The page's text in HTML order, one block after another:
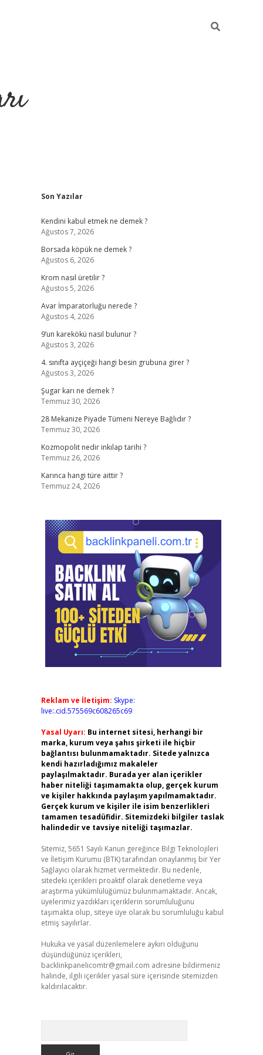
Sidebar
Son Yazılar
Kendini kabul etmek ne demek ?
Ağustos 7, 2026
Borsada köpük ne demek ?
Ağustos 6, 2026
Krom nasıl üretilir ?
Ağustos 5, 2026
Avar İmparatorluğu nerede ?
Ağustos 4, 2026
9’un karekökü nasıl bulunur ?
Ağustos 3, 2026
4. sınıfta ayçiçeği hangi besin grubuna girer ?
Ağustos 3, 2026
Şugar karı ne demek ?
Temmuz 30, 2026
28 Mekanize Piyade Tümeni Nereye Bağlıdır ?
Temmuz 30, 2026
Kozmopolit nedir inkılap tarihi ?
Temmuz 26, 2026
Karınca hangi türe aittir ?
Temmuz 24, 2026
Reklam ve İletişim: Skype:
live:.cid.575569c608265c69
Yasal Uyarı: Bu internet sitesi, herhangi bir
marka, kurum veya şahıs şirketi ile hiçbir
bağlantısı bulunmamaktadır. Sitede yalnızca
kendi hazırladığımız makaleler
paylaşılmaktadır. Burada yer alan içerikler
haber niteliği taşımamakta olup, gerçek kurum
ve kişiler hakkında paylaşım yapılmamaktadır.
Gerçek kurum ve kişiler ile isim benzerlikleri
tamamen tesadüfidir. Sitemizdeki bilgiler taslak
halindedir ve tavsiye niteliği taşımazlar.
Sitemiz, 5651 Sayılı Kanun gereğince Bilgi Teknolojileri
ve İletişim Kurumu (BTK) tarafından onaylanmış bir Yer
Sağlayıcı olarak hizmet vermektedir. Bu nedenle,
sitedeki içerikleri proaktif olarak denetleme veya
araştırma yükümlülüğümüz bulunmamaktadır. Ancak,
üyelerimiz yazdıkları içeriklerin sorumluluğunu
taşımakta olup, siteye üye olarak bu sorumluluğu kabul
etmiş sayılırlar.
Hukuka ve yasal düzenlemelere aykırı olduğunu
düşündüğünüz içerikleri,
backlinkpanelicomtr@gmail.com adresine bildirmeniz
halinde, ilgili içerikler yasal süre içerisinde sitemizden
kaldırılacaktır.
girişilbet giriş yap